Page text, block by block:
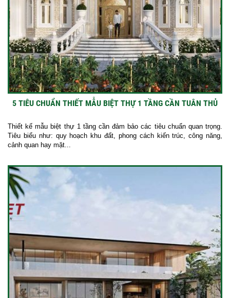
5 TIÊU CHUẨN THIẾT MẪU BIỆT THỰ 1 TẦNG CẦN TUÂN THỦ
Thiết kế mẫu biệt thự 1 tầng cần đảm bảo các tiêu chuẩn quan trọng.
Tiêu biểu như: quy hoạch khu đất, phong cách kiến trúc, công năng,
cảnh quan hay mặt...